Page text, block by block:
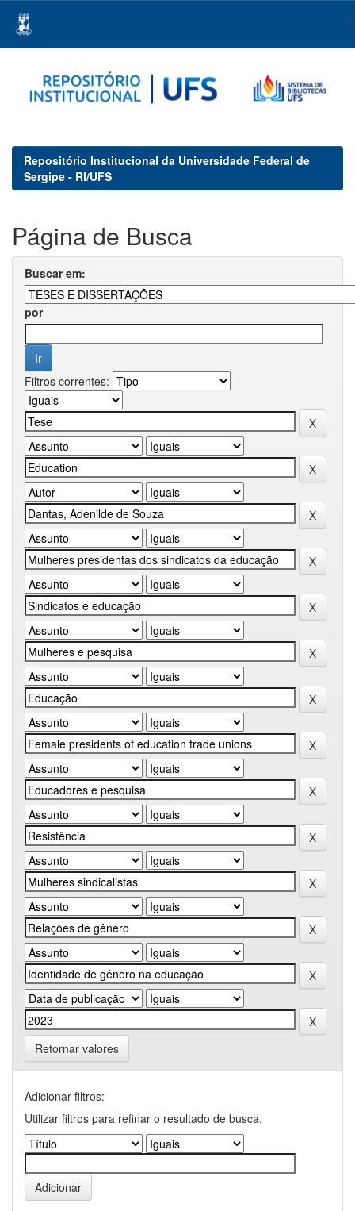
navigation
Repositório Institucional da Universidade Federal de
Sergipe - RI/UFS
Página de Busca
Buscar em:
por
Filtros correntes:
Retornar valores
Adicionar filtros:
Utilizar filtros para refinar o resultado de busca.